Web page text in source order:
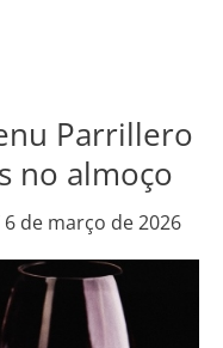
Parrillero
no almoço
6 de março de 2026